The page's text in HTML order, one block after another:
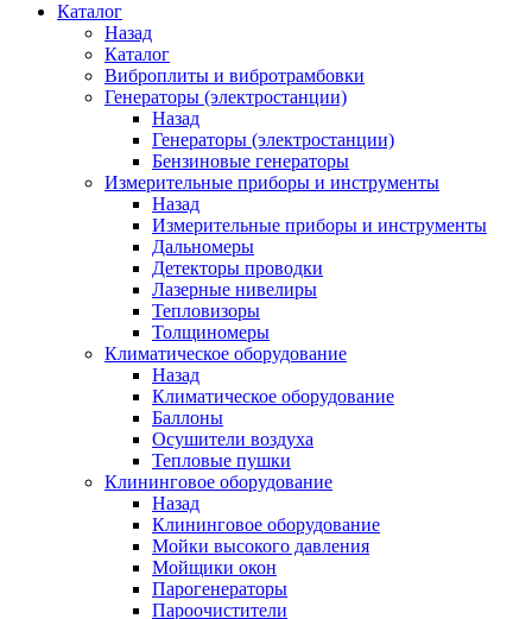
Каталог
Назад
Каталог
Виброплиты и вибротрамбовки
Генераторы (электростанции)
Назад
Генераторы (электростанции)
Бензиновые генераторы
Измерительные приборы и инструменты
Назад
Измерительные приборы и инструменты
Дальномеры
Детекторы проводки
Лазерные нивелиры
Тепловизоры
Толщиномеры
Климатическое оборудование
Назад
Климатическое оборудование
Баллоны
Осушители воздуха
Тепловые пушки
Клининговое оборудование
Назад
Клининговое оборудование
Мойки высокого давления
Мойщики окон
Парогенераторы
Пароочистители